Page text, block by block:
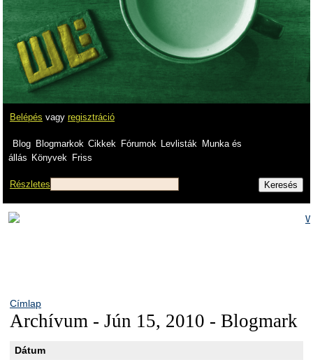
Belépés vagy regisztráció
Blog Blogmarkok Cikkek Fórumok Levlisták
Munka és
állás Könyvek Friss
Részletes
Címlap
Archívum - Jún 15, 2010 - Blogmark
Dátum